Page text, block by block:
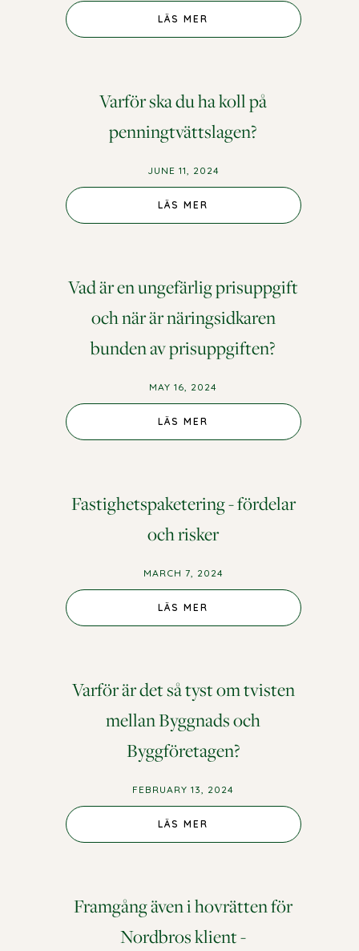
LÄS MER
Varför ska du ha koll på
penningtvättslagen?
JUNE 11, 2024
LÄS MER
Vad är en ungefärlig prisuppgift
och när är näringsidkaren
bunden av prisuppgiften?
MAY 16, 2024
LÄS MER
Fastighetspaketering - fördelar
och risker
MARCH 7, 2024
LÄS MER
Varför är det så tyst om tvisten
mellan Byggnads och
Byggföretagen?
FEBRUARY 13, 2024
LÄS MER
Framgång även i hovrätten för
Nordbros klient -